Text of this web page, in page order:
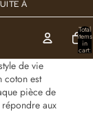
À
Total
items
in
cart:
0
de vie
coton est
pièce de
aux